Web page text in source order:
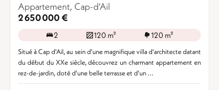
Appartement, Cap-d'Ail
2 650 000 €
2 120 m² 120 m²
Situé à Cap d'Ail, au sein d'une magnifique villa d'architecte datant
du début du XXe siècle, découvrez un charmant appartement en
rez-de-jardin, doté d'une belle terrasse et d'un ...